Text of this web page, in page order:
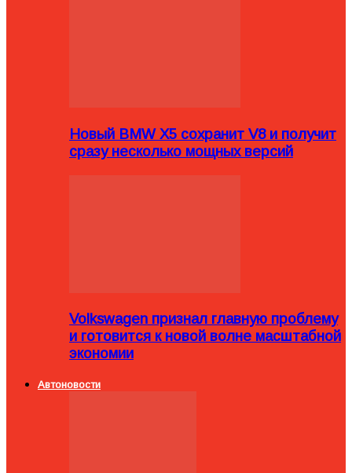
Новый BMW X5 сохранит V8 и получит
сразу несколько мощных версий
Volkswagen признал главную проблему
и готовится к новой волне масштабной
экономии
Автоновости